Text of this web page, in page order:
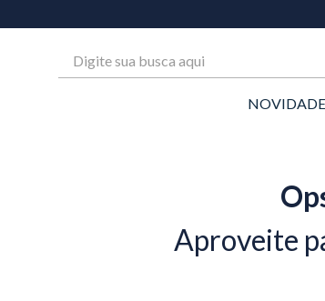
Aproveite